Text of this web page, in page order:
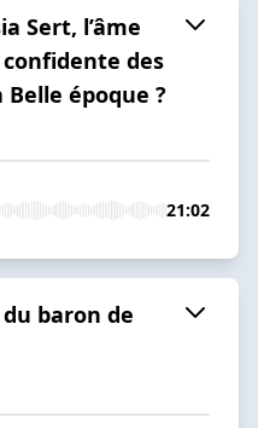
Sert, l’âme
des
époque ?
21:02
du baron de